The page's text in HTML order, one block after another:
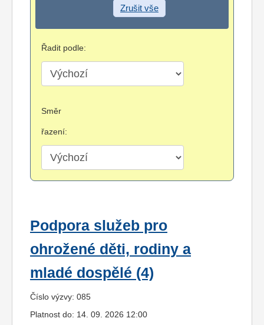
Zrušit vše
Řadit podle:
Směr
řazení:
Podpora služeb pro
ohrožené děti, rodiny a
mladé dospělé (4)
Číslo výzvy: 085
Platnost do: 14. 09. 2026 12:00